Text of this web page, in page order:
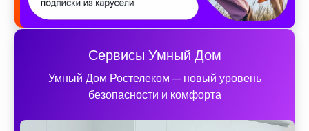
Сервисы Умный Дом
Умный Дом Ростелеком — новый уровень
безопасности и комфорта